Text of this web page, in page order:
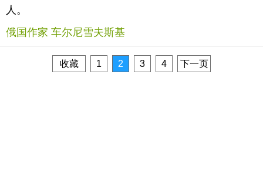
人。
俄国作家 车尔尼雪夫斯基
收藏 1 2 3 4 下一页